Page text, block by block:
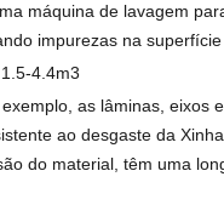
máquina de lavagem
impurezas na
1.5-4.4m3
exemplo, as lâminas,
ao desgaste da
do material, têm uma